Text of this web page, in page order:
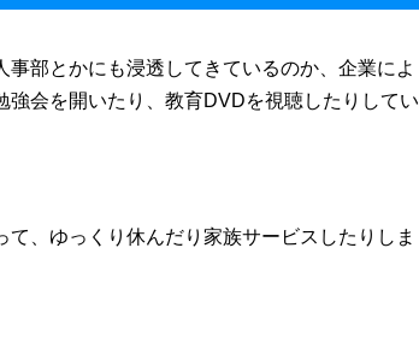
部とかにも浸透してきているのか、企業によ
会を開いたり、教育DVDを視聴したりしてい
て、ゆっくり休んだり家族サービスしたりしま